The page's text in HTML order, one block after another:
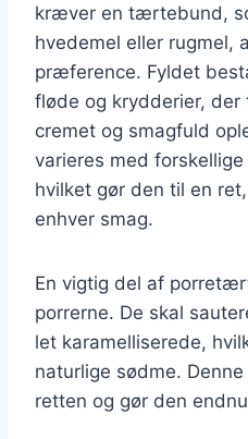
kræver en tærtebund,
hvedemel eller rugmel,
præference. Fyldet
fløde og krydderier, der
cremet og smagfuld
varieres med
hvilket gør den til en
enhver smag.
En vigtig del af
porrerne. De skal
let karamelliserede,
naturlige sødme.
retten og gør den